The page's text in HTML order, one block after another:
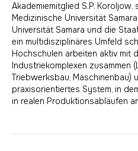
Akademiemitglied S.P.
Medizinische Universität
Universität Samara und die
ein multidisziplinäres Umfeld
Hochschulen arbeiten aktiv mit
Industriekomplexen zusammen
Triebwerksbau, Maschinenbau)
praxisorientiertes System, in
in realen Produktionsabläufen